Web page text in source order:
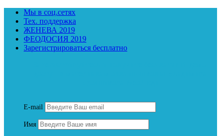
Мы в соц.сетях
Тех. поддержка
ЖЕНЕВА 2019
ФЕОДОСИЯ 2019
Зарегистрироваться бесплатно
E-mail
Имя